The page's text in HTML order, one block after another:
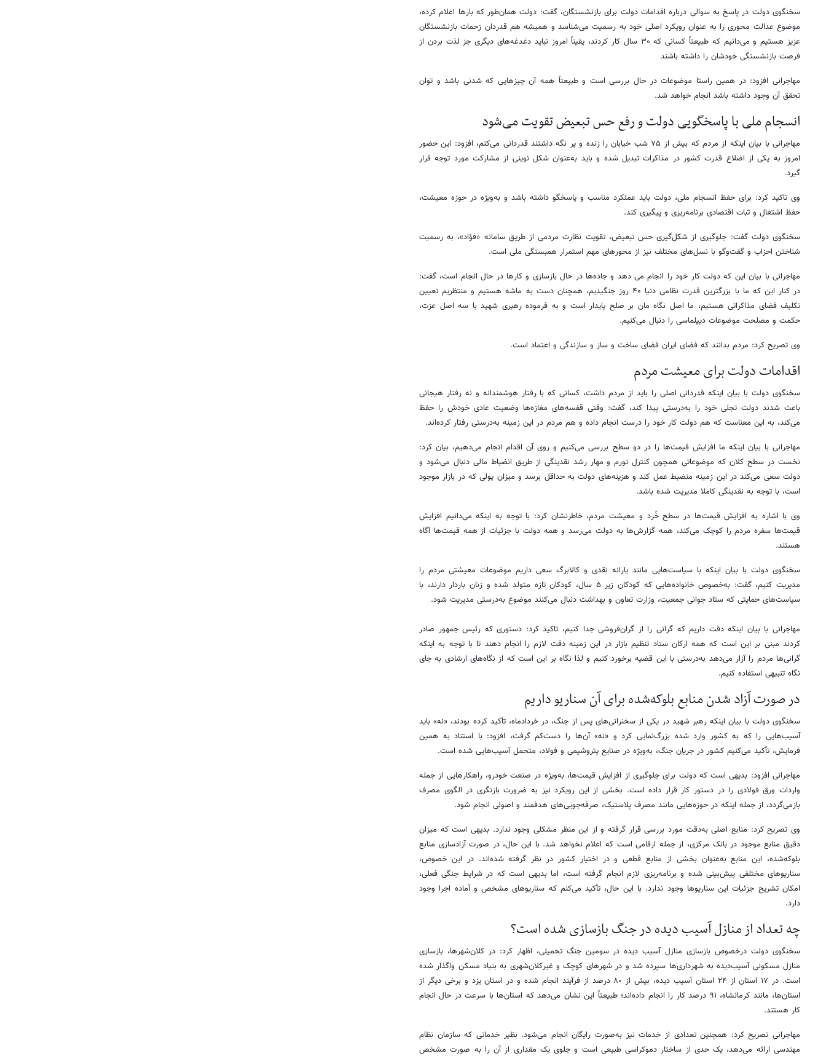
سخنگوی دولت در پاسخ به سوالی درباره اقدامات دولت برای بازنشستگان، گفت: دولت همان‌طور که بارها اعلام کرده،
موضوع عدالت محوری را به عنوان رویکرد اصلی خود به رسمیت می‌شناسد و همیشه هم قدردان زحمات بازنشستگان
عزیز هستیم و می‌دانیم که طبیعتاً کسانی که ۳۰ سال کار کردند، یقیناً امروز نباید دغدغه‌های دیگری جز لذت بردن از
فرصت بازنشستگی خودشان را داشته باشند
مهاجرانی افزود: در همین راستا موضوعات در حال بررسی است و طبیعتاً همه آن چیزهایی که شدنی باشد و توان
تحقق آن وجود داشته باشد انجام خواهد شد.
انسجام ملی با پاسخگویی دولت و رفع حس تبعیض تقویت می‌شود
مهاجرانی با بیان اینکه از مردم که بیش از ۷۵ شب خیابان را زنده و پر نگه داشتند قدردانی می‌کنم، افزود: این حضور
امروز به یکی از اضلاع قدرت کشور در مذاکرات تبدیل شده و باید به‌عنوان شکل نوینی از مشارکت مورد توجه قرار
گیرد.
وی تاکید کرد: برای حفظ انسجام ملی، دولت باید عملکرد مناسب و پاسخگو داشته باشد و به‌ویژه در حوزه معیشت،
حفظ اشتغال و ثبات اقتصادی برنامه‌ریزی و پیگیری کند.
سخنگوی دولت گفت: جلوگیری از شکل‌گیری حس تبعیض، تقویت نظارت مردمی از طریق سامانه «فؤاد»، به رسمیت
شناختن احزاب و گفت‌وگو با نسل‌های مختلف نیز از محورهای مهم استمرار همبستگی ملی است.
مهاجرانی با بیان این که دولت کار خود را انجام می دهد و جاده‌ها در حال بازسازی و کارها در حال انجام است، گفت:
در کنار این که ما با بزرگترین قدرت نظامی دنیا ۴۰ روز جنگیدیم، همچنان دست به ماشه هستیم و منتظریم تعیین
تکلیف فضای مذاکراتی هستیم، ما اصل نگاه مان بر صلح پایدار است و به فرموده رهبری شهید با سه اصل عزت،
حکمت و مصلحت موضوعات دیپلماسی را دنبال می‌کنیم.
وی تصریح کرد: مردم بدانند که فضای ایران فضای ساخت و ساز و سازندگی و اعتماد است.
اقدامات دولت برای معیشت مردم
سخنگوی دولت با بیان اینکه قدردانی اصلی را باید از مردم داشت، کسانی که با رفتار هوشمندانه و نه رفتار هیجانی
باعث شدند دولت تجلی خود را به‌درستی پیدا کند، گفت: وقتی قفسه‌های مغازه‌ها وضعیت عادی خودش را حفظ
می‌کند، به این معناست که هم دولت کار خود را درست انجام داده و هم مردم در این زمینه به‌درستی رفتار کرده‌اند.
مهاجرانی با بیان اینکه ما افزایش قیمت‌ها را در دو سطح بررسی می‌کنیم و روی آن اقدام انجام می‌دهیم، بیان کرد:
نخست در سطح کلان که موضوعاتی همچون کنترل تورم و مهار رشد نقدینگی از طریق انضباط مالی دنبال می‌شود و
دولت سعی می‌کند در این زمینه منضبط عمل کند و هزینه‌های دولت به حداقل برسد و میزان پولی که در بازار موجود
است، با توجه به نقدینگی کاملا مدیریت شده باشد.
وی با اشاره به افزایش قیمت‌ها در سطح خُرد و معیشت مردم، خاطرنشان کرد: با توجه به اینکه می‌دانیم افزایش
قیمت‌ها سفره مردم را کوچک می‌کند، همه گزارش‌ها به دولت می‌رسد و همه دولت با جزئیات از همه قیمت‌ها آگاه
هستند.
سخنگوی دولت با بیان اینکه با سیاست‌هایی مانند یارانه نقدی و کالابرگ سعی داریم موضوعات معیشتی مردم را
مدیریت کنیم، گفت: به‌خصوص خانواده‌هایی که کودکان زیر ۵ سال، کودکان تازه متولد شده و زنان باردار دارند، با
سیاست‌های حمایتی که ستاد جوانی جمعیت، وزارت تعاون و بهداشت دنبال می‌کنند موضوع به‌درستی مدیریت شود.
مهاجرانی با بیان اینکه دقت داریم که گرانی را از گران‌فروشی جدا کنیم، تاکید کرد: دستوری که رئیس جمهور صادر
کردند مبنی بر این است که همه ارکان ستاد تنظیم بازار در این زمینه دقت لازم را انجام دهند تا با توجه به اینکه
گرانی‌ها مردم را آزار می‌دهد به‌درستی با این قضیه برخورد کنیم و لذا نگاه بر این است که از نگاه‌های ارشادی به جای
نگاه تنبیهی استفاده کنیم.
در صورت آزاد شدن منابع بلوکه‌شده برای آن سناریو داریم
سخنگوی دولت با بیان اینکه رهبر شهید در یکی از سخنرانی‌های پس از جنگ، در خردادماه، تأکید کرده بودند، «نه» باید
آسیب‌هایی را که به کشور وارد شده بزرگ‌نمایی کرد و «نه» آن‌ها را دست‌کم گرفت، افزود: با استناد به همین
فرمایش، تأکید می‌کنیم کشور در جریان جنگ، به‌ویژه در صنایع پتروشیمی و فولاد، متحمل آسیب‌هایی شده است.
مهاجرانی افزود: بدیهی است که دولت برای جلوگیری از افزایش قیمت‌ها، به‌ویژه در صنعت خودرو، راهکارهایی از جمله
واردات ورق فولادی را در دستور کار قرار داده است. بخشی از این رویکرد نیز به ضرورت بازنگری در الگوی مصرف
بازمی‌گردد، از جمله اینکه در حوزه‌هایی مانند مصرف پلاستیک، صرفه‌جویی‌های هدفمند و اصولی انجام شود.
وی تصریح کرد: منابع اصلی به‌دقت مورد بررسی قرار گرفته و از این منظر مشکلی وجود ندارد. بدیهی است که میزان
دقیق منابع موجود در بانک مرکزی، از جمله ارقامی است که اعلام نخواهد شد. با این حال، در صورت آزادسازی منابع
بلوکه‌شده، این منابع به‌عنوان بخشی از منابع قطعی و در اختیار کشور در نظر گرفته شده‌اند. در این خصوص،
سناریوهای مختلفی پیش‌بینی شده و برنامه‌ریزی لازم انجام گرفته است، اما بدیهی است که در شرایط جنگی فعلی،
امکان تشریح جزئیات این سناریوها وجود ندارد. با این حال، تأکید می‌کنم که سناریوهای مشخص و آماده اجرا وجود
دارد.
چه تعداد از منازل آسیب دیده در جنگ بازسازی شده است؟
سخنگوی دولت درخصوص بازسازی منازل آسیب دیده در سومین جنگ تحمیلی، اظهار کرد: در کلان‌شهرها، بازسازی
منازل مسکونی آسیب‌دیده به شهرداری‌ها سپرده شد و در شهرهای کوچک و غیرکلان‌شهری به بنیاد مسکن واگذار شده
است. در ۱۷ استان از ۲۴ استان آسیب دیده، بیش از ۸۰ درصد از فرآیند انجام شده و در استان یزد و برخی دیگر از
استان‌ها، مانند کرمانشاه، ۹۱ درصد کار را انجام داده‌اند؛ طبیعتاً این نشان می‌دهد که استان‌ها با سرعت در حال انجام
کار هستند.
مهاجرانی تصریح کرد: همچنین تعدادی از خدمات نیز به‌صورت رایگان انجام می‌شود. نظیر خدماتی که سازمان نظام
مهندسی ارائه می‌دهد، یک حدی از ساختار دموکراسی طبیعی است و جلوی یک مقداری از آن را به صورت مشخص